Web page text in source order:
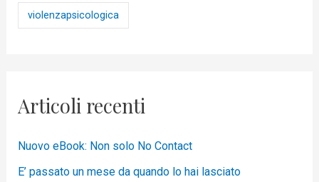
violenzapsicologica
Articoli recenti
Nuovo eBook: Non solo No Contact
E’ passato un mese da quando lo hai lasciato